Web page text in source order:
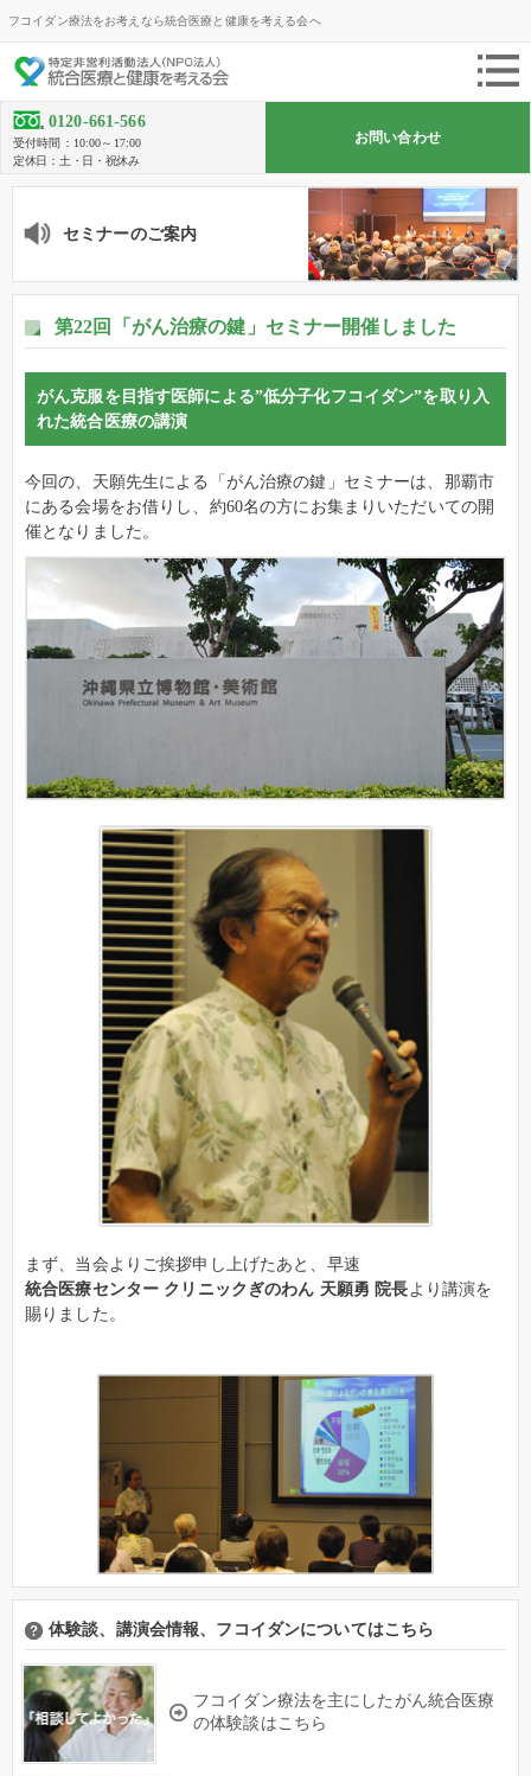
フコイダン療法をお考えなら統合医療と健康を考える会へ
0120-661-566
受付時間：10:00～17:00
定休日：土・日・祝休み
お問い合わせ
セミナーのご案内
第22回「がん治療の鍵」セミナー開催しました
がん克服を目指す医師による”低分子化フコイダン”を取り入
れた統合医療の講演
今回の、天願先生による「がん治療の鍵」セミナーは、那覇市
にある会場をお借りし、約60名の方にお集まりいただいての開
催となりました。
まず、当会よりご挨拶申し上げたあと、早速
統合医療センター クリニックぎのわん 天願勇 院長より講演を
賜りました。
体験談、講演会情報、フコイダンについてはこちら
フコイダン療法を主にしたがん統合医療
の体験談はこちら